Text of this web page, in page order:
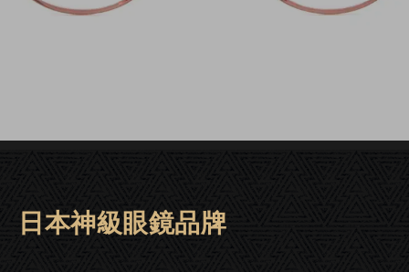
Fournines 999.9眼鏡 | 大安．晶
日本神級眼鏡品牌